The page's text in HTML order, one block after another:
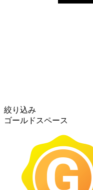
絞り込み
ゴールドスペース